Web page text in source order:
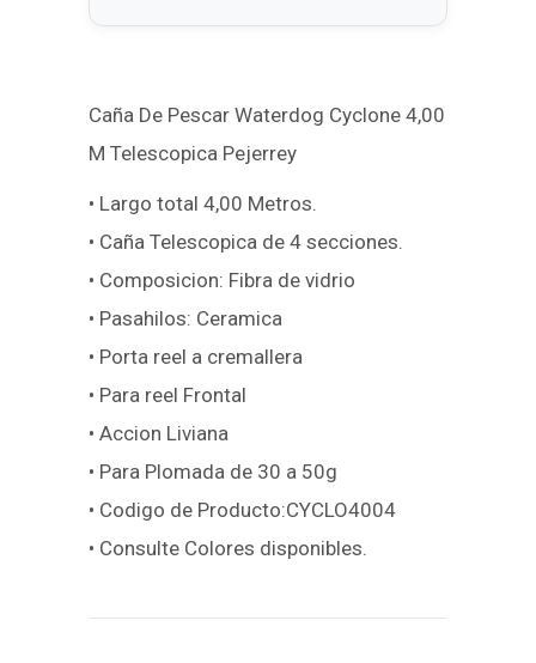
Caña De Pescar Waterdog Cyclone 4,00
M Telescopica Pejerrey
• Largo total 4,00 Metros.
• Caña Telescopica de 4 secciones.
• Composicion: Fibra de vidrio
• Pasahilos: Ceramica
• Porta reel a cremallera
• Para reel Frontal
• Accion Liviana
• Para Plomada de 30 a 50g
• Codigo de Producto:CYCLO4004
• Consulte Colores disponibles.